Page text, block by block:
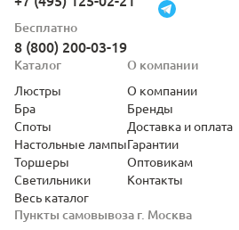
Бесплатно
8 (800) 200-03-19
Пункты самовывоза г. Москва
Каталог
Люстры
Бра
Споты
Настольные лампы
Торшеры
Светильники
Весь каталог
О компании
О компании
Бренды
Доставка и оплата
Гарантии
Оптовикам
Контакты